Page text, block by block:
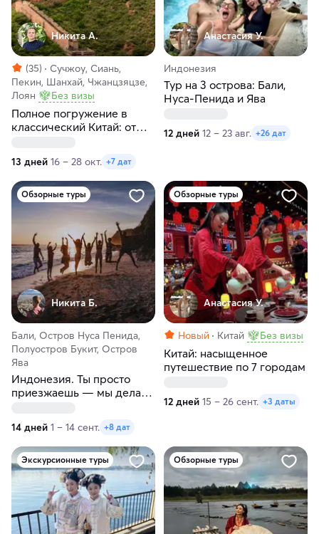
Никита А.
(35)
Сучжоу, Сиань,
Пекин, Шанхай, Чжанцзяцзе,
Лоян
Без визы
Полное погружение в
классический Китай: от
13 дней 16 – 28 окт. +7 дат
Анастасия У.
Индонезия
Тур на 3 острова: Бали,
Нуса-Пенида и Ява
12 дней 12 – 23 авг. +26 дат
Обзорные туры
Никита Б.
Бали, Остров Нуса Пенида,
Полуостров Букит, Остров
Ява
Индонезия. Ты просто
приезжаешь — мы делаем
14 дней 1 – 14 сент. +8 дат
Обзорные туры
Анастасия У.
Новый Китай Без визы
Китай: насыщенное
путешествие по 7 городам
12 дней 15 – 26 сент. +3 даты
Экскурсионные туры Обзорные туры